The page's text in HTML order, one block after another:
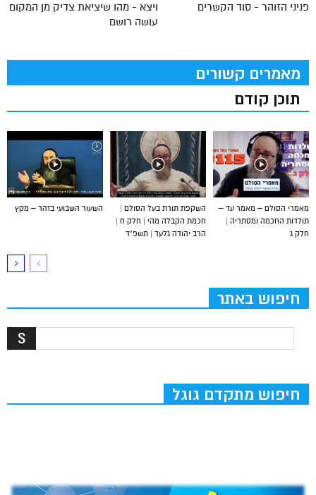
ויצא - מהו שיציאת צדיק מן המקום
עושה רושם
פניני הזוהר - סוד הקשרים
מאמרים קשורים
תוכן קודם
השעור השבועי בזהר – מקץ
השקפת תורת בעל הסולם |
חכמת הקבלה מהי | חלק ח |
הרב יהודה גלעד | תשפ”ד
מאמרי הסולם – מאמר עד –
תולדות החכמה ומסתריה |
חלק ג
חיפוש באתר
חיפוש מתקדם גוגל